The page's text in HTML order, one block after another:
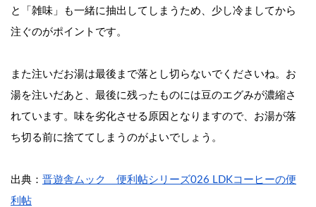
と「雑味」も一緒に抽出してしまうため、少し冷ましてから
注ぐのがポイントです。
また注いだお湯は最後まで落とし切らないでくださいね。お
湯を注いだあと、最後に残ったものには豆のエグみが濃縮さ
れています。味を劣化させる原因となりますので、お湯が落
ち切る前に捨ててしまうのがよいでしょう。
出典： 晋遊舎ムック　便利帖シリーズ026 LDKコーヒーの便
利帖